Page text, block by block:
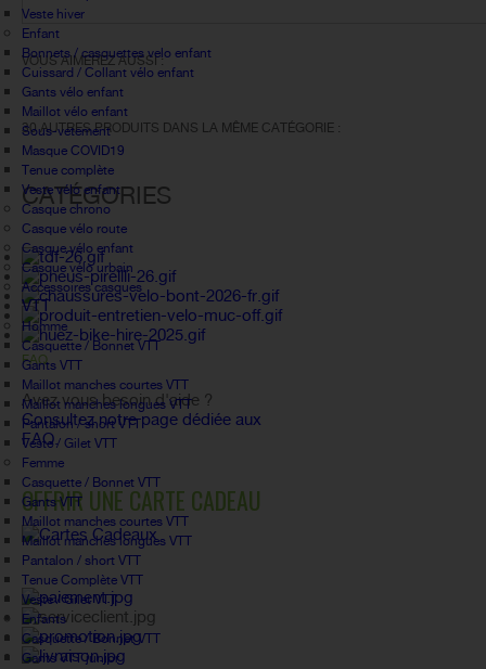
Veste hiver
Enfant
Bonnets / casquettes velo enfant
Cuissard / Collant vélo enfant
Gants vélo enfant
Maillot vélo enfant
Sous-vetement
Masque COVID19
Tenue complète
Veste vélo enfant
Casque chrono
Casque vélo route
Casque vélo enfant
Casque vélo urbain
Accessoires casques
VTT
Homme
Casquette / Bonnet VTT
Gants VTT
Maillot manches courtes VTT
Maillot manches longues VTT
Pantalon / short VTT
Veste / Gilet VTT
Femme
Casquette / Bonnet VTT
Gants VTT
Maillot manches courtes VTT
Maillot manches longues VTT
Pantalon / short VTT
Tenue Complète VTT
Veste / Gilet VTT
Enfants
Casquette / Bonnet VTT
Gants VTT junior
VOUS AIMEREZ AUSSI :
30 AUTRES PRODUITS DANS LA MÊME CATÉGORIE :
CATÉGORIES
FAQ
Avez vous besoin d'aide ?
Consultez notre page dédiée aux
FAQ.
OFFRIR UNE CARTE CADEAU